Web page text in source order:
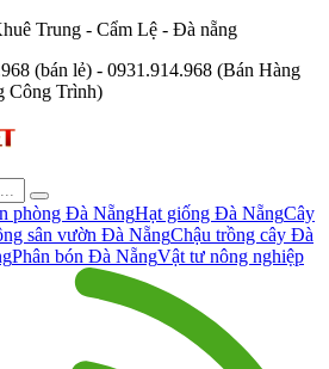
Trung - Cẩm Lệ - Đà nẵng
(bán lẻ) - 0931.914.968 (Bán Hàng
Công Trình)
phòng Đà NẵngHạt giống Đà NẵngCây
sân vườn Đà NẵngChậu trồng cây Đà
Phân bón Đà NẵngVật tư nông nghiệp